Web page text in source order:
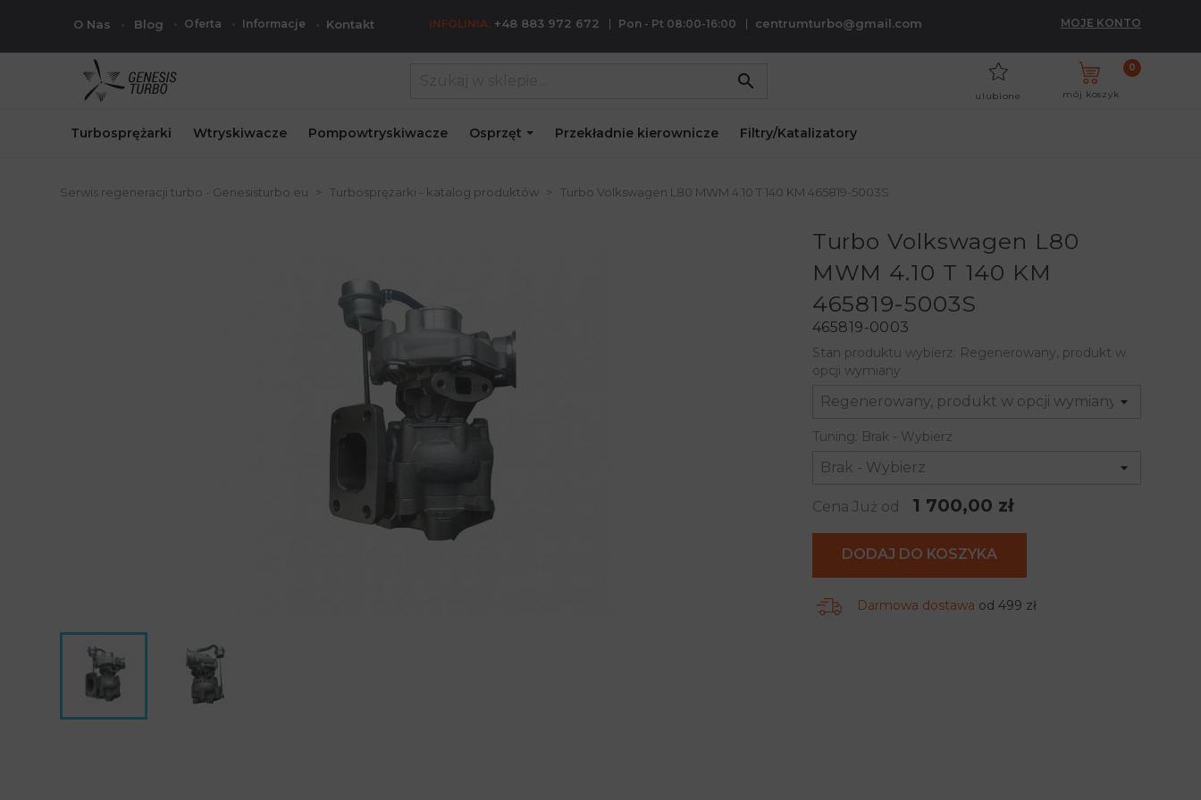
O Nas Blog Oferta Informacje Kontakt INFOLINIA: +48 883 972 672 Pon - Pt 08:00-16:00 centrumturbo@gmail.com MOJE KONTO
search
mój koszyk
0
ulubione
Turbosprężarki Wtryskiwacze Pompowtryskiwacze Osprzęt Przekładnie kierownicze Filtry/Katalizatory
Serwis regeneracji turbo - Genesisturbo.eu Turbosprężarki - katalog produktów Turbo Volkswagen L80 MWM 4.10 T 140 KM 465819-5003S
Turbo Volkswagen L80
MWM 4.10 T 140 KM
465819-5003S
465819-0003
Stan produktu wybierz: Regenerowany, produkt w
opcji wymiany
Tuning: Brak - Wybierz
Cena Już od 1 700,00 zł
DODAJ DO KOSZYKA
Darmowa dostawa od 499 zł